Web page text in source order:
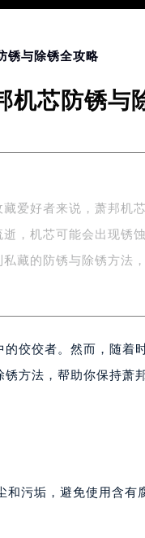
前预约）
（需提前预约）
前预约）
（需提前预约）
前预约）
室（需提前预约）
层07室（需提前预约）
预约）
提前预约）
锈与除锈全攻略
机芯防锈与
爱好者来说，萧邦机
，机芯可能会出现锈
藏的防锈与除锈方法
佼佼者。然而，随着
方法，帮助你保持萧
污垢，避免使用含有